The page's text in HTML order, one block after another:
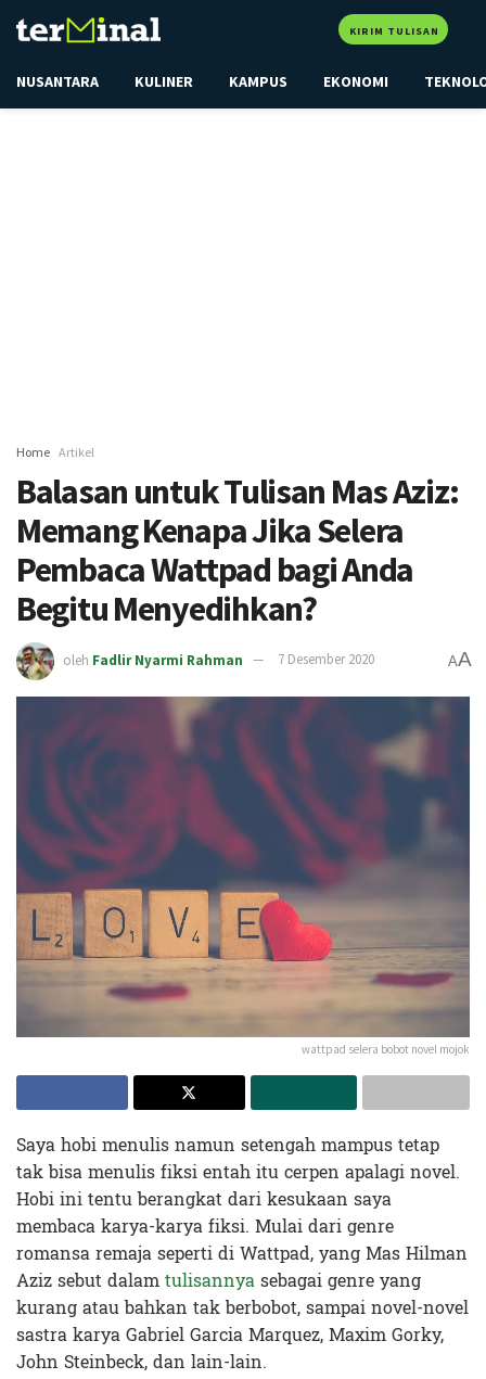
KIRIM TULISAN
NUSANTARA KULINER KAMPUS EKONOMI
Home Artikel
Balasan untuk Tulisan Mas Aziz:
Memang Kenapa Jika Selera
Pembaca Wattpad bagi Anda
Begitu Menyedihkan?
oleh Fadlir Nyarmi Rahman 7 Desember 2020 AA
wattpad selera bobot novel mojok
Saya hobi menulis namun setengah mampus tetap
tak bisa menulis fiksi entah itu cerpen apalagi novel.
Hobi ini tentu berangkat dari kesukaan saya
membaca karya-karya fiksi. Mulai dari genre
romansa remaja seperti di Wattpad, yang Mas Hilman
Aziz sebut dalamtulisannyasebagai genre yang
kurang atau bahkan tak berbobot, sampai novel-novel
sastra karya Gabriel Garcia Marquez, Maxim Gorky,
John Steinbeck, dan lain-lain.